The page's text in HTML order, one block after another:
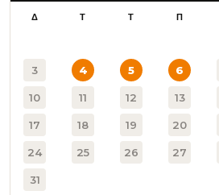
Δ Τ Τ Π
3 4 5 6
10 11 12 13
17 18 19 20
24 25 26 27
31